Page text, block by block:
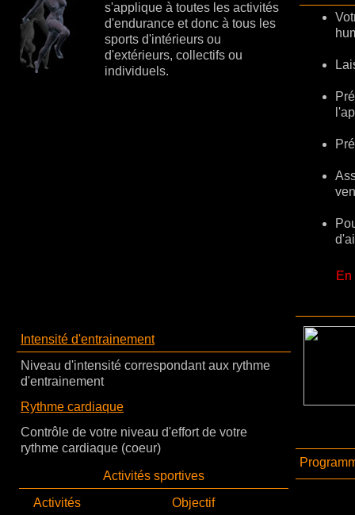
s'applique à toutes les activités
d'endurance et donc à tous les
sports d'intérieurs ou
d'extérieurs, collectifs ou
individuels.
Intensité d'entrainement
Niveau d'intensité correspondant aux rythme
d'entrainement
Rythme cardiaque
Contrôle de votre niveau d'effort de votre
rythme cardiaque (coeur)
Activités sportives
Activités
Objectif